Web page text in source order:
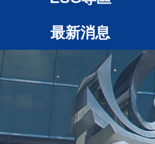
最新消息